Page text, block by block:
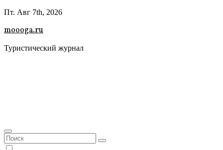
Пт. Авг 7th, 2026
moooga.ru
Туристический журнал